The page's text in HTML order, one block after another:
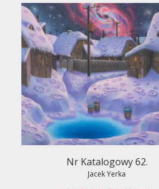
Nr Katalogowy 62.
Jacek Yerka